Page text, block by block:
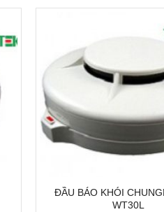
ĐẦU BÁO KHÓI
WT30L